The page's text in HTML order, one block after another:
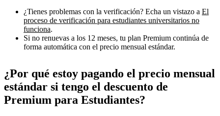
¿Tienes problemas con la verificación? Echa un vistazo a El
proceso de verificación para estudiantes universitarios no
funciona.
Si no renuevas a los 12 meses, tu plan Premium continúa de
forma automática con el precio mensual estándar.
¿Por qué estoy pagando el precio mensual
estándar si tengo el descuento de
Premium para Estudiantes?